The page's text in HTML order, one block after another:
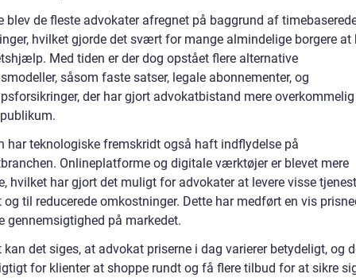
blev de fleste advokater afregnet på baggrund af
hvilket gjorde det svært for mange almindelige borgere at
Med tiden er der dog opstået flere alternative
såsom faste satser, legale abonnementer, og
der har gjort advokatbistand mere
har teknologiske fremskridt også haft indflydelse på
Onlineplatforme og digitale værktøjer er blevet mere
hvilket har gjort det muligt for advokater at levere visse
til reducerede omkostninger. Dette har medført en vis
gennemsigtighed på markedet.
kan det siges, at advokat priserne i dag varierer betydeligt, og
for klienter at shoppe rundt og få flere tilbud for at sikre